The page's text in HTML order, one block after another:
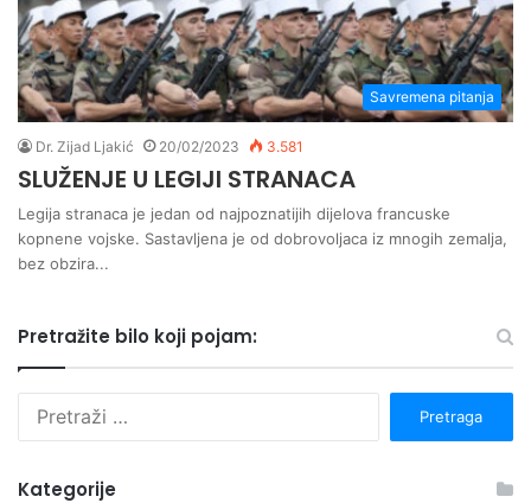
Savremena pitanja
Dr. Zijad Ljakić 20/02/2023 3.581
SLUŽENJE U LEGIJI STRANACA
Legija stranaca je jedan od najpoznatijih dijelova francuske
kopnene vojske. Sastavljena je od dobrovoljaca iz mnogih zemalja,
bez obzira...
Pretražite bilo koji pojam:
Kategorije